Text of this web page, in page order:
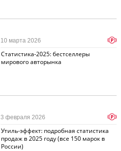
Статистика-2025: бестселлеры
мирового авторынка
10 марта 2026 p
Утиль-эффект: подробная статистика
продаж в 2025 году (все 150 марок в
России)
3 февраля 2026 p